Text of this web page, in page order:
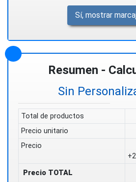
Sí, mostrar
Resumen -
Sin
Total de productos
Precio unitario
Precio
Precio TOTAL